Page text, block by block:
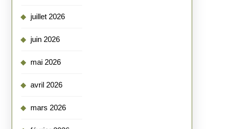
juillet 2026
juin 2026
mai 2026
avril 2026
mars 2026